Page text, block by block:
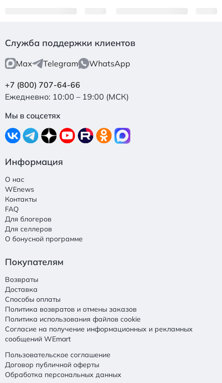
Служба поддержки клиентов
Max Telegram WhatsApp
+7 (800) 707-64-66
Ежедневно: 10:00 – 19:00 (МСК)
Мы в соцсетях
Информация
О нас
WEnews
Контакты
FAQ
Для блогеров
Для селлеров
О бонусной программе
Покупателям
Возвраты
Доставка
Способы оплаты
Политика возвратов и отмены заказов
Политика использования файлов cookie
Согласие на получение информационных и рекламных
сообщений WEmart
Пользовательское соглашение
Договор публичной оферты
Обработка персональных данных